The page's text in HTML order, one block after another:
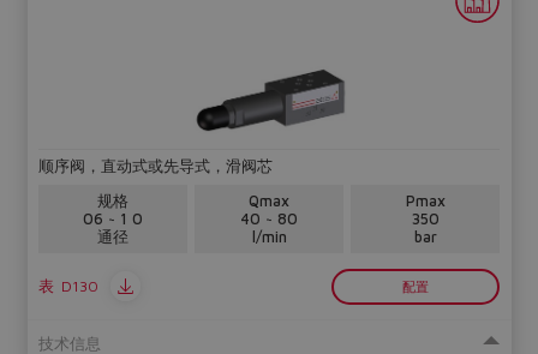
顺序阀，直动式或先导式，滑阀芯
规格
06 ~ 1 0
通径
Qmax
40 ~ 80
l/min
Pmax
350
bar
表 D130 配置
技术信息